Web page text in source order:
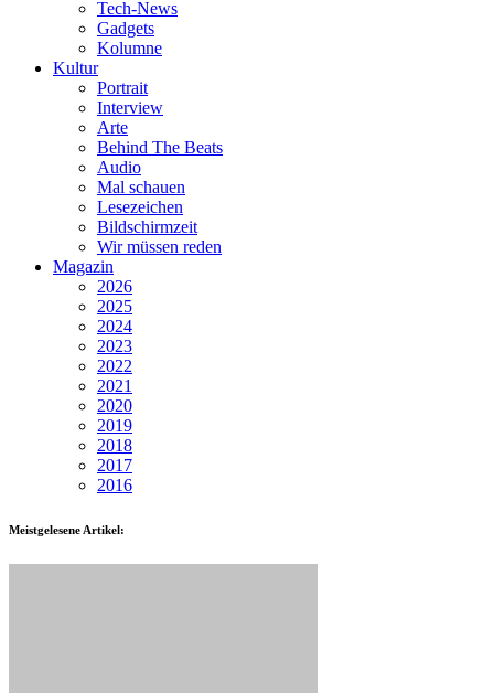
Tech-News
Gadgets
Kolumne
Kultur
Portrait
Interview
Arte
Behind The Beats
Audio
Mal schauen
Lesezeichen
Bildschirmzeit
Wir müssen reden
Magazin
2026
2025
2024
2023
2022
2021
2020
2019
2018
2017
2016
Meistgelesene Artikel: